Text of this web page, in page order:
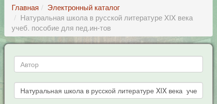
Главная
Электронный каталог
Натуральная школа в русской литературе XIX века
учеб. пособие для пед.ин-тов